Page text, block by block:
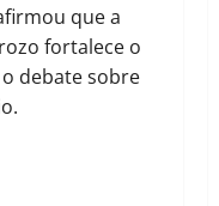
que a
fortalece o
debate sobre